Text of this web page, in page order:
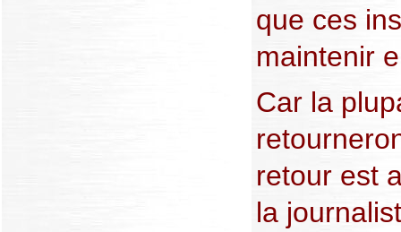
que ces
maintenir
Car la
retour est
la